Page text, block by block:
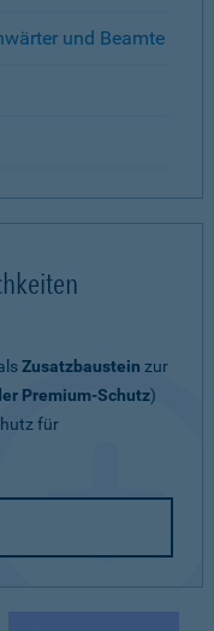
und Beamte
Zusatzbaustein zur
Premium-Schutz)
für